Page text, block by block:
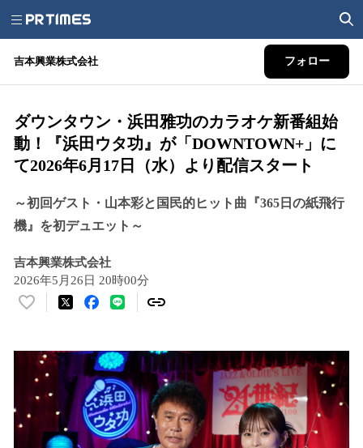
吉本興業株式会社 フォロー
ダウンタウン・浜田雅功のカラオケ新番組始
動！『浜田ウタ功』が「DOWNTOWN+」に
て2026年6月17日（水）より配信スタート
～初回ゲスト・山本彩と国民的ヒット曲『365日の紙飛行
機』を初デュエット～
吉本興業株式会社
2026年5月26日 20時00分
い
！
数
を
読